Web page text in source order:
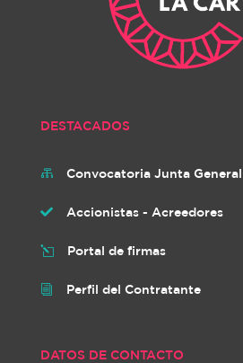
DESTACADOS
 Convocatoria Junta General
 Accionistas - Acreedores
l Portal de firmas
i Perfil del Contratante
DATOS DE CONTACTO